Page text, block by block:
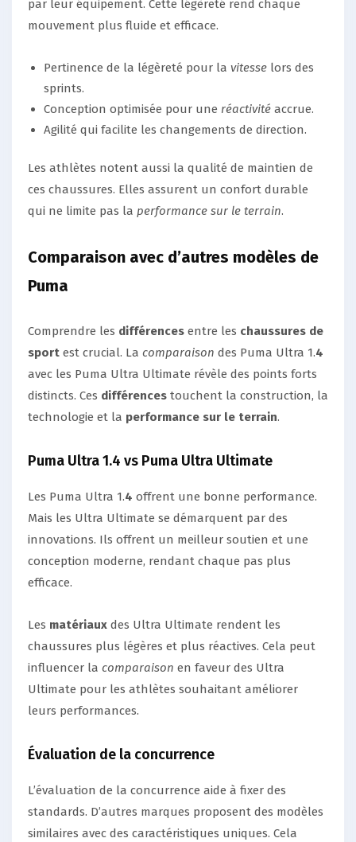
par leur équipement. Cette légèreté rend chaque
mouvement plus fluide et efficace.
Pertinence de la légèreté pour la vitesse lors des
sprints.
Conception optimisée pour une réactivité accrue.
Agilité qui facilite les changements de direction.
Les athlètes notent aussi la qualité de maintien de
ces chaussures. Elles assurent un confort durable
qui ne limite pas la performance sur le terrain.
Comparaison avec d’autres modèles de
Puma
Comprendre les différences entre les chaussures de
sport est crucial. La comparaison des Puma Ultra 1.4
avec les Puma Ultra Ultimate révèle des points forts
distincts. Ces différences touchent la construction, la
technologie et la performance sur le terrain.
Puma Ultra 1.4 vs Puma Ultra Ultimate
Les Puma Ultra 1.4 offrent une bonne performance.
Mais les Ultra Ultimate se démarquent par des
innovations. Ils offrent un meilleur soutien et une
conception moderne, rendant chaque pas plus
efficace.
Les matériaux des Ultra Ultimate rendent les
chaussures plus légères et plus réactives. Cela peut
influencer la comparaison en faveur des Ultra
Ultimate pour les athlètes souhaitant améliorer
leurs performances.
Évaluation de la concurrence
L’évaluation de la concurrence aide à fixer des
standards. D’autres marques proposent des modèles
similaires avec des caractéristiques uniques. Cela